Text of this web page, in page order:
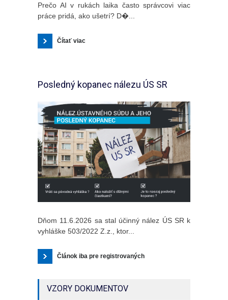
Prečo AI v rukách laika často správcovi viac
práce pridá, ako ušetrí? D�...
Čítať viac
Posledný kopanec nálezu ÚS SR
Dňom 11.6.2026 sa stal účinný nález ÚS SR k
vyhláške 503/2022 Z.z., ktor...
Článok iba pre registrovaných
VZORY DOKUMENTOV